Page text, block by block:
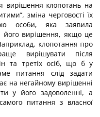
вирішення клопотань на
зміна черговості їх
особи, яка заявила
його вирішення, якщо це
клопотання про
вирішувати після
та третіх осіб, що б у
питання слід задати
на негайному вирішенні
у його задоволенні, а
питання з власної